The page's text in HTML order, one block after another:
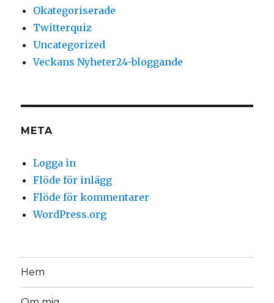
Okategoriserade
Twitterquiz
Uncategorized
Veckans Nyheter24-bloggande
META
Logga in
Flöde för inlägg
Flöde för kommentarer
WordPress.org
Hem